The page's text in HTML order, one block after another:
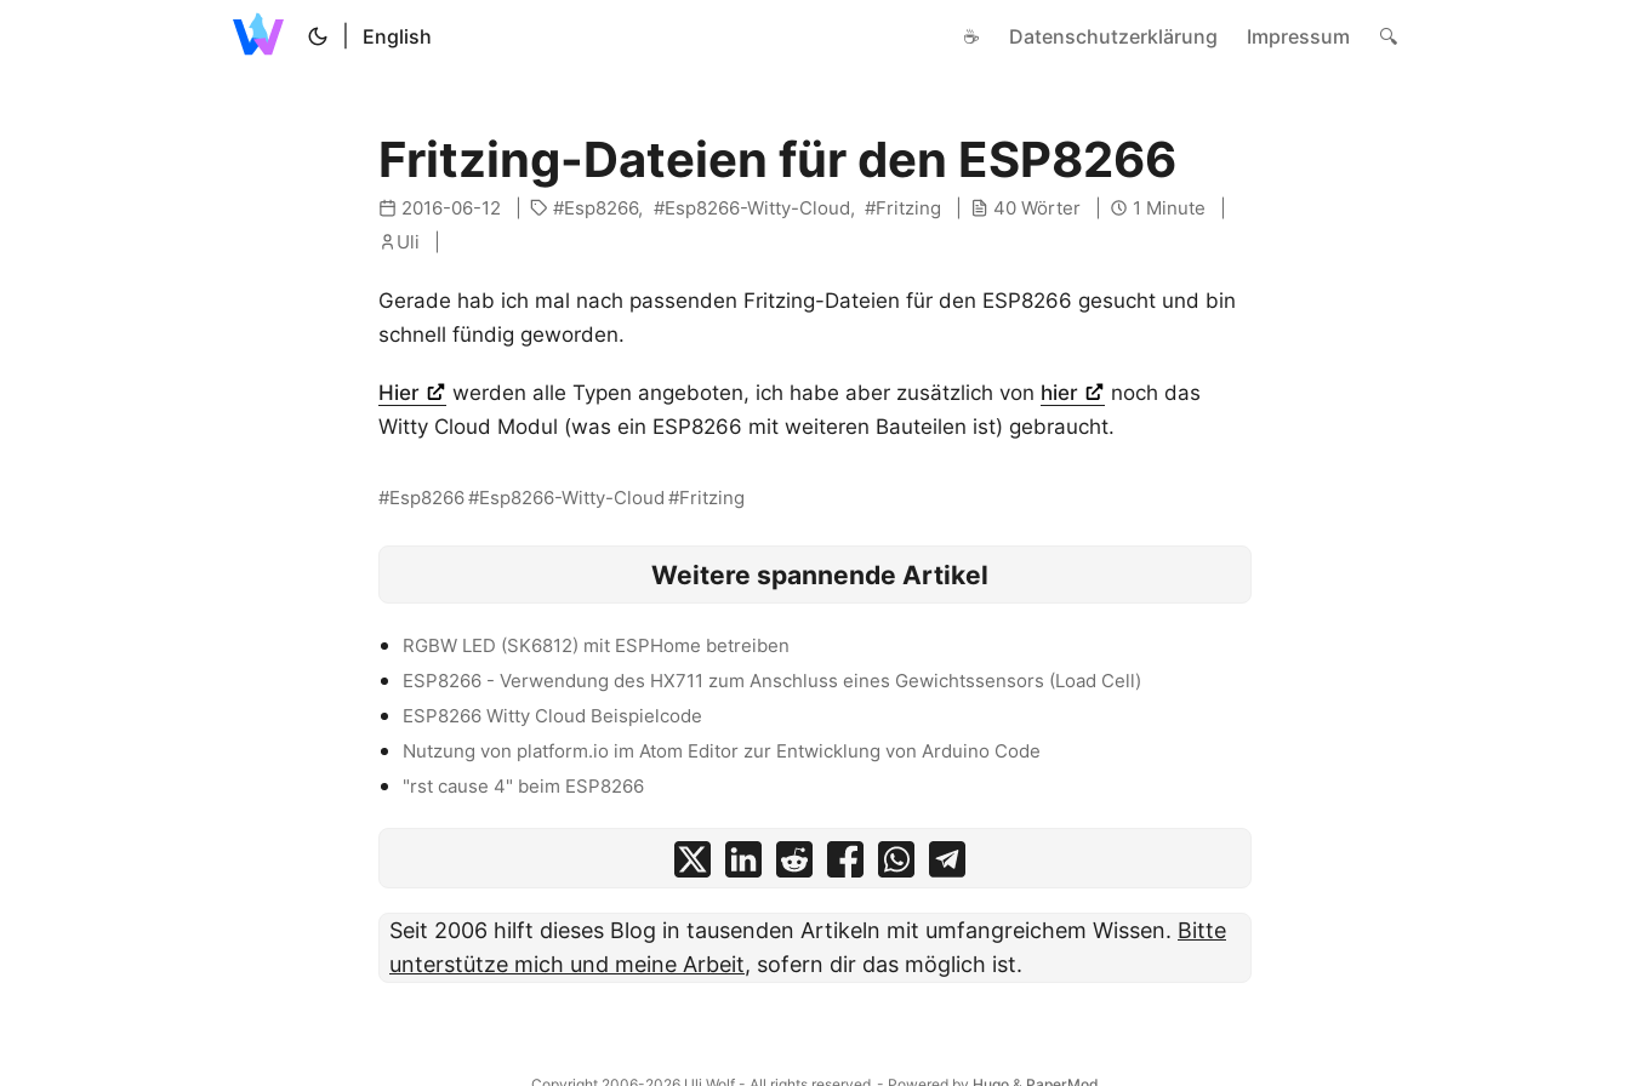
English ☕ Datenschutzerklärung Impressum 🔍
Fritzing-Dateien für den ESP8266
2016-06-12 Esp8266 Esp8266-Witty-Cloud Fritzing 40 Wörter
1 Minute
Uli
Gerade hab ich mal nach passenden Fritzing-Dateien für den ESP8266 gesucht und bin
schnell fündig geworden.
Hier werden alle Typen angeboten, ich habe aber zusätzlich von hier
noch das
Witty Cloud Modul (was ein ESP8266 mit weiteren Bauteilen ist) gebraucht.
Esp8266 Esp8266-Witty-Cloud Fritzing
Weitere spannende Artikel
RGBW LED (SK6812) mit ESPHome betreiben
ESP8266 - Verwendung des HX711 zum Anschluss eines Gewichtssensors (Load Cell)
ESP8266 Witty Cloud Beispielcode
Nutzung von platform.io im Atom Editor zur Entwicklung von Arduino Code
"rst cause 4" beim ESP8266
Seit 2006 hilft dieses Blog in tausenden Artikeln mit umfangreichem Wissen. Bitte
unterstütze mich und meine Arbeit, sofern dir das möglich ist.